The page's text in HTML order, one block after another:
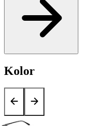
Kolor